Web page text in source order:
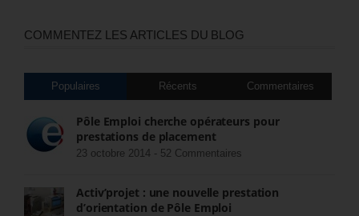
COMMENTEZ LES ARTICLES DU BLOG
Populaires Récents Commentaires
Pôle Emploi cherche opérateurs pour
prestations de placement
23 octobre 2014 - 52 Commentaires
Activ’projet : une nouvelle prestation
d’orientation de Pôle Emploi